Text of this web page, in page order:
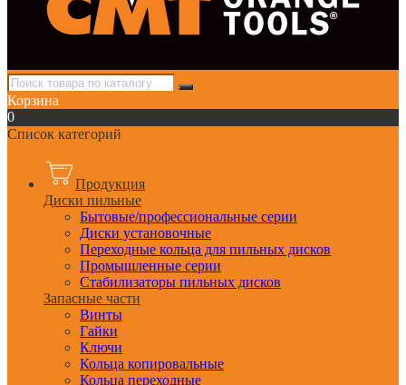
Корзина
0
Список категорий
Продукция
Диски пильные
Бытовые/профессиональные серии
Диски установочные
Переходные кольца для пильных дисков
Промышленные серии
Стабилизаторы пильных дисков
Запасные части
Винты
Гайки
Ключи
Кольца копировальные
Кольца переходные